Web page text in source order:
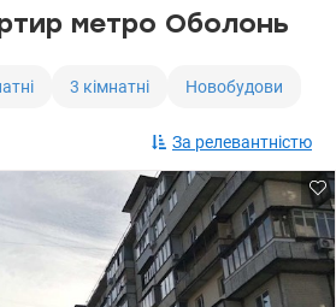
метро Оболонь
3 кімнатні Новобудови
За релевантністю